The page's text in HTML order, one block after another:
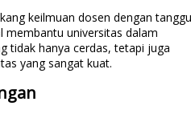
keilmuan dosen dengan
membantu universitas dalam
tidak hanya cerdas, tetapi juga
yang sangat kuat.